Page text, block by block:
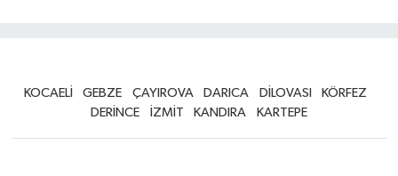
KOCAELİ GEBZE ÇAYIROVA DARICA DİLOVASI
KÖRFEZ
DERİNCE
İZMİT KANDIRA KARTEPE